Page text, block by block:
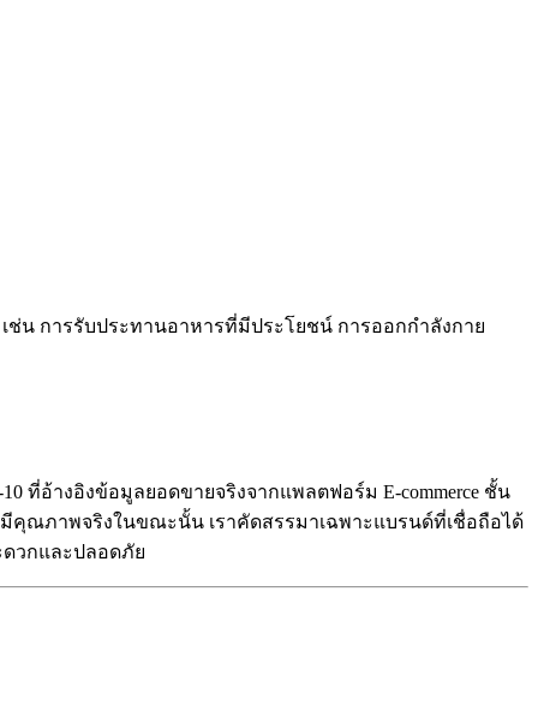
ช่น การรับประทานอาหารที่มีประโยชน์ การออกกำลังกาย
ที่อ้างอิงข้อมูลยอดขายจริงจากแพลตฟอร์ม E-commerce ชั้น
มีคุณภาพจริงในขณะนั้น เราคัดสรรมาเฉพาะแบรนด์ที่เชื่อถือได้
ดวกและปลอดภัย